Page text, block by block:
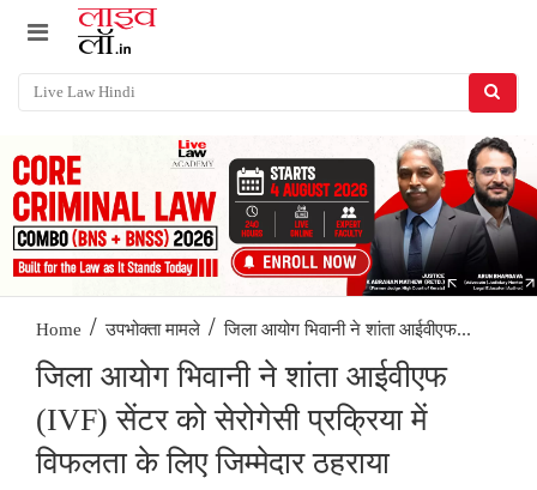
Home / उपभोक्ता मामले / जिला आयोग भिवानी ने शांता आईवीएफ...
जिला आयोग भिवानी ने शांता आईवीएफ
(IVF) सेंटर को सेरोगेसी प्रक्रिया में
विफलता के लिए जिम्मेदार ठहराया